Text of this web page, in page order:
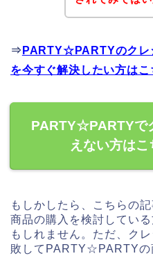
⇒ PARTY☆PARTYのクレ
を今すぐ解決したい方はこ
PARTY☆PARTYで
えない方は
もしかしたら、こちらの
商品の購入を検討してい
もしれません。ただ、ク
敗してPARTY☆PARTYの